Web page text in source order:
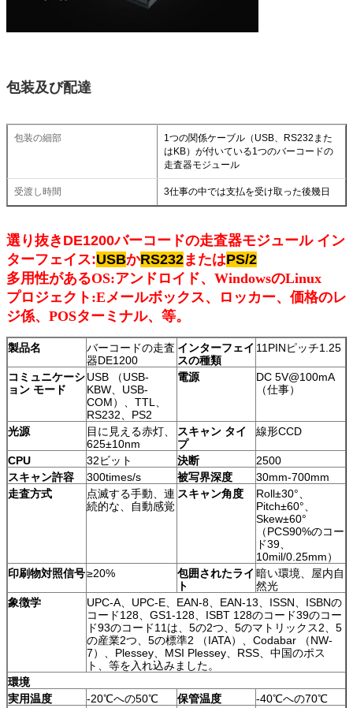
包装及び配達
包装の細部
1つの関係ケーブル（USB、RS232また
はKB）が付いている1つのバーコードの
走査器モジュール
受渡し時間 3仕事の中では支払を受け取った後幾日
選り抜きDE1200バーコードの走査器モジュール イン
ターフェイス:USBかRS232またはPS/2
多用性があるOS:アンドロイド、WindowsのLinux
プロジェクト:Eメールボックス、ロッカー、価格のレ
ジ係、POSターミナル、等。
製品名
バーコードの走査
器DE1200
インターフェイ
スの種類
11PINピッチ1.25
コミュニケーシ
ョン モード
USB （USB-
KBW、USB-
COM）、TTL、
RS232、PS2
電源
DC 5V@100mA
（仕事）
光源
目に見える赤灯、
625±10nm
スキャン タイ
プ
線形CCD
CPU 32ビット 決断
2500
スキャン許容
300times/s 被写界深度
30mm-700mm
走査方式
点滅する手動、連
続的な、自動感覚
スキャン角度
Roll±30°、
Pitch±60°、
Skew±60°
（PCS90%のコー
ド39、
10mil/0.25mm）
印刷物対照信号≥20%
包囲されたライ
ト
暗い環境、屋内自
然光
象徴学
UPC-A、UPC-E、EAN-8、EAN-13、ISSN、ISBNの
コード128、GS1-128、ISBT 128のコード39のコー
ド93のコード11は、5の2つ、5のマトリックス2、5
の産業2つ、5の標準2 （IATA）、Codabar （NW-
7）、Plessey、MSI Plessey、RSS、中国のポス
ト、等を入れ込みました。
環境
実用温度
-20℃への50℃ 保管温度
-40℃への70℃